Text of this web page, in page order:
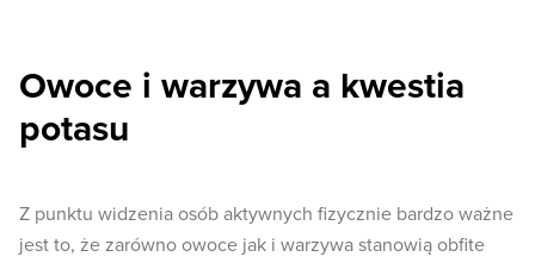
Owoce i warzywa a kwestia
potasu
Z punktu widzenia osób aktywnych fizycznie bardzo ważne
jest to, że zarówno owoce jak i warzywa stanowią obfite